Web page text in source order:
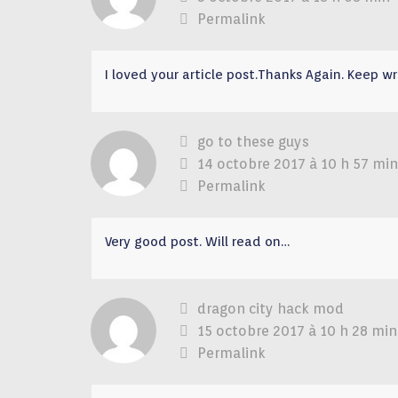
Permalink
I loved your article post.Thanks Again. Keep
go to these guys
14 octobre 2017 à 10 h 57 min
Permalink
Very good post. Will read on…
dragon city hack mod
15 octobre 2017 à 10 h 28 min
Permalink